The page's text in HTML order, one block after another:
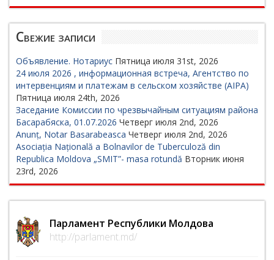
Свежие записи
Объявление. Нотариус Пятница июля 31st, 2026
24 июля 2026 , информационная встреча, Агентство по
интервенциям и платежам в сельском хозяйстве (AIPA)
Пятница июля 24th, 2026
Заседание Комиссии по чрезвычайным ситуациям района
Басарабяска, 01.07.2026 Четверг июля 2nd, 2026
Anunț, Notar Basarabeasca Четверг июля 2nd, 2026
Asociația Națională a Bolnavilor de Tuberculoză din
Republica Moldova „SMIT”- masa rotundă Вторник июня
23rd, 2026
Парламент Республики Молдова
http://parlament.md/